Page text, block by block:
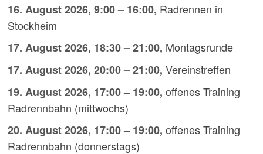
16. August 2026, 9:00– 16:00, Radrennen in
Stockheim
17. August 2026, 18:30– 21:00, Montagsrunde
17. August 2026, 20:00– 21:00, Vereinstreffen
19. August 2026, 17:00– 19:00, offenes Training
Radrennbahn (mittwochs)
20. August 2026, 17:00– 19:00, offenes Training
Radrennbahn (donnerstags)